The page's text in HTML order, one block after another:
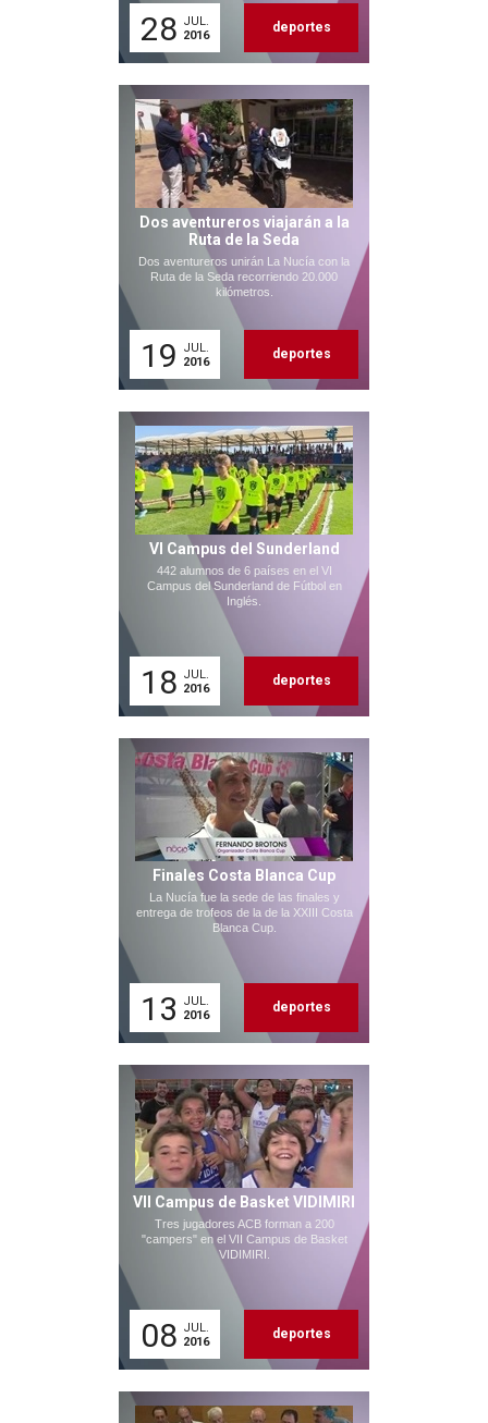
28 JUL.
2016
deportes
Dos aventureros viajarán a la
Ruta de la Seda
Dos aventureros unirán La Nucía con la
Ruta de la Seda recorriendo 20.000
kilómetros.
19
JUL.
2016
deportes
VI Campus del Sunderland
442 alumnos de 6 países en el VI
Campus del Sunderland de Fútbol en
Inglés.
18 JUL.
2016
deportes
Finales Costa Blanca Cup
La Nucía fue la sede de las finales y
entrega de trofeos de la de la XXIII Costa
Blanca Cup.
13
JUL.
2016
deportes
VII Campus de Basket VIDIMIRI
Tres jugadores ACB forman a 200
"campers" en el VII Campus de Basket
VIDIMIRI.
08 JUL.
2016
deportes